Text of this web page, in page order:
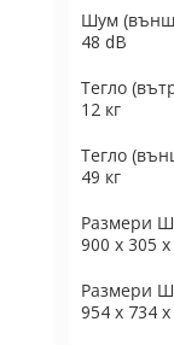
Шум
48 dB
Тегло
12 кг
Тегло
49 кг
Размери
900 x 305
Размери
954 x 734